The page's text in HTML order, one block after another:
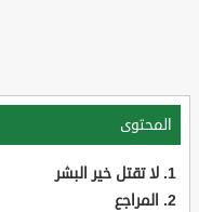
المحتوى
لا تقتل خير البشر
المراجع